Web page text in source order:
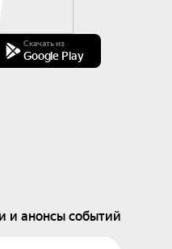
Скачать из
Google Play
и анонсы событий